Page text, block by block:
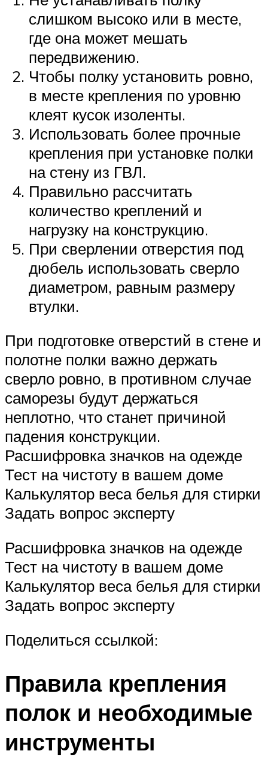
слишком высоко или в месте,
где она может мешать
передвижению.
Чтобы полку установить ровно,
в месте крепления по уровню
клеят кусок изоленты.
Использовать более прочные
крепления при установке полки
на стену из ГВЛ.
Правильно рассчитать
количество креплений и
нагрузку на конструкцию.
При сверлении отверстия под
дюбель использовать сверло
диаметром, равным размеру
втулки.
При подготовке отверстий в стене и
полотне полки важно держать
сверло ровно, в противном случае
саморезы будут держаться
неплотно, что станет причиной
падения конструкции.
Расшифровка значков на одежде
Тест на чистоту в вашем доме
Калькулятор веса белья для стирки
Задать вопрос эксперту
Расшифровка значков на одежде
Тест на чистоту в вашем доме
Калькулятор веса белья для стирки
Задать вопрос эксперту
Поделиться ссылкой:
Правила крепления
полок и необходимые
инструменты